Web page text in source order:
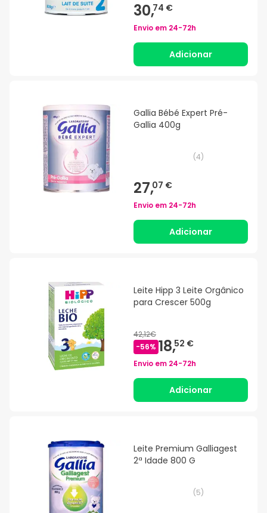
30,74 €
Envio em 24-72h
Adicionar
Gallia Bébé Expert Pré-
Gallia 400g
(4)
27,07 €
Envio em 24-72h
Adicionar
Leite Hipp 3 Leite Orgânico
para Crescer 500g
42,12€
-56% 18,52 €
Envio em 24-72h
Adicionar
Leite Premium Galliagest
2ª Idade 800 G
(5)